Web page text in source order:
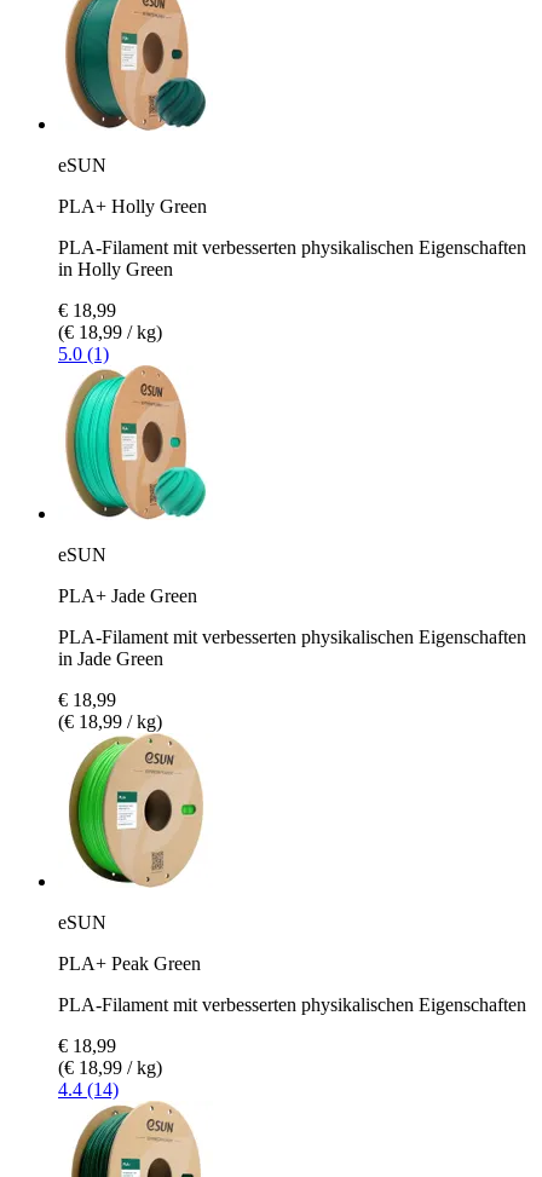
eSUN
PLA+ Holly Green
PLA-Filament mit verbesserten physikalischen Eigenschaften
in Holly Green
€ 18,99
(€ 18,99 / kg)
5.0 (1)
eSUN
PLA+ Jade Green
PLA-Filament mit verbesserten physikalischen Eigenschaften
in Jade Green
€ 18,99
(€ 18,99 / kg)
eSUN
PLA+ Peak Green
PLA-Filament mit verbesserten physikalischen Eigenschaften
€ 18,99
(€ 18,99 / kg)
4.4 (14)